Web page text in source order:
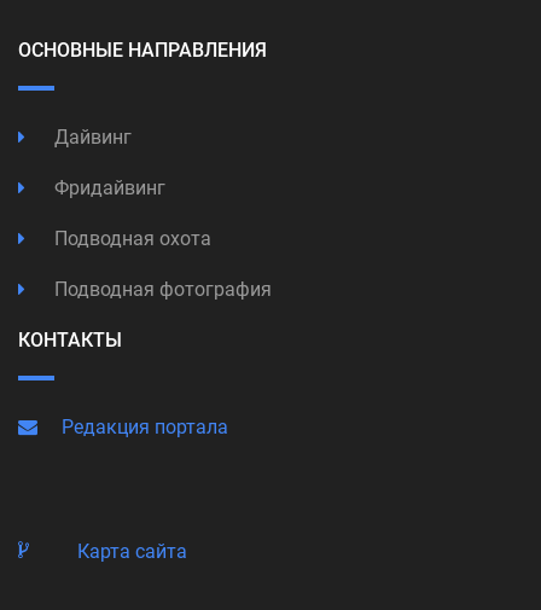
ОСНОВНЫЕ НАПРАВЛЕНИЯ
Дайвинг
Фридайвинг
Подводная охота
Подводная фотография
КОНТАКТЫ
Редакция портала
Карта сайта